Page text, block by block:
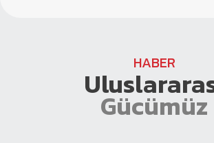
HABER
Gücümüz